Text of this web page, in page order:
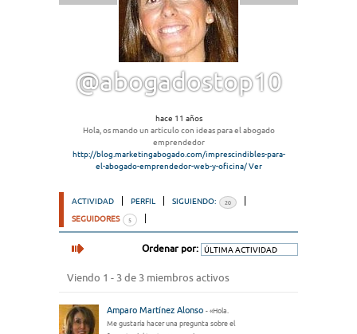
@abogadostop10
hace 11 años
Hola, os mando un artículo con ideas para el abogado
emprendedor
http://blog.marketingabogado.com/imprescindibles-para-
el-abogado-emprendedor-web-y-oficina/ Ver
ACTIVIDAD PERFIL SIGUIENDO: 20
SEGUIDORES 5
Ordenar por:
Viendo 1 - 3 de 3 miembros activos
Amparo Martínez Alonso - «Hola.
Me gustaría hacer una pregunta sobre el